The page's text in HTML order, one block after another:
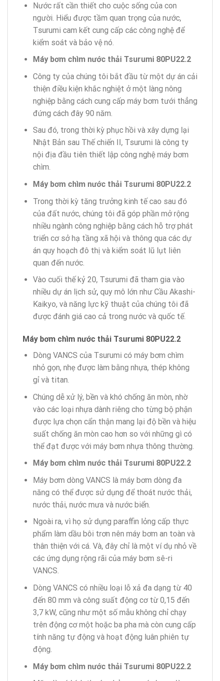
Nước rất cần thiết cho cuộc sống của con
người. Hiểu được tầm quan trọng của nước,
Tsurumi cam kết cung cấp các công nghệ để
kiểm soát và bảo vệ nó.
Máy bơm chìm nước thải Tsurumi 80PU22.2
Công ty của chúng tôi bắt đầu từ một dự án cải
thiện điều kiện khắc nghiệt ở một làng nông
nghiệp bằng cách cung cấp máy bơm tưới thẳng
đứng cách đây 90 năm.
Sau đó, trong thời kỳ phục hồi và xây dựng lại
Nhật Bản sau Thế chiến II, Tsurumi là công ty
nội địa đầu tiên thiết lập công nghệ máy bơm
chìm.
Máy bơm chìm nước thải Tsurumi 80PU22.2
Trong thời kỳ tăng trưởng kinh tế cao sau đó
của đất nước, chúng tôi đã góp phần mở rộng
nhiều ngành công nghiệp bằng cách hỗ trợ phát
triển cơ sở hạ tầng xã hội và thông qua các dự
án quy hoạch đô thị và kiểm soát lũ lụt liên
quan đến nước.
Vào cuối thế kỷ 20, Tsurumi đã tham gia vào
nhiều dự án lịch sử,quy mô lớn như Cầu Akashi-
Kaikyo, và năng lực kỹ thuật của chúng tôi đã
được đánh giá cao cả trong nước và quốc tế.
Máy bơm chìm nước thải Tsurumi 80PU22.2
Dòng VANCS của Tsurumi có máy bơm chìm
nhỏ gọn, nhẹ được làm bằng nhựa, thép không
gỉ và titan.
Chúng dễ xử lý, bền và khó chống ăn mòn, nhờ
vào các loại nhựa dành riêng cho từng bộ phận
được lựa chọn cẩn thận mang lại độ bền và hiệu
suất chống ăn mòn cao hơn so với những gì có
thể đạt được với máy bơm nhựa thông thường.
Máy bơm chìm nước thải Tsurumi 80PU22.2
Máy bơm dòng VANCS là máy bơm dòng đa
năng có thể được sử dụng để thoát nước thải,
nước thải, nước mưa và nước biển.
Ngoài ra, vì họ sử dụng paraffin lỏng cấp thực
phẩm làm dầu bôi trơn nên máy bơm an toàn và
thân thiện với cá. Và, đây chỉ là một ví dụ nhỏ về
các ứng dụng rộng rãi của máy bơm sê-ri
VANCS.
Dòng VANCS có nhiều loại lỗ xả đa dạng từ 40
đến 80 mm và công suất động cơ từ 0,15 đến
3,7 kW, cũng như một số mẫu không chỉ chạy
trên động cơ một hoặc ba pha mà còn cung cấp
tính năng tự động và hoạt động luân phiên tự
động.
Máy bơm chìm nước thải Tsurumi 80PU22.2